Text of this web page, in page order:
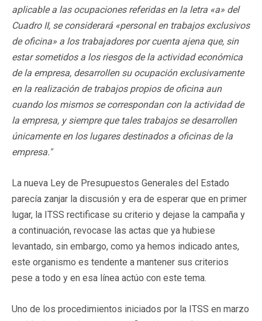
aplicable a las ocupaciones referidas en la letra «a» del
Cuadro II, se considerará «personal en trabajos exclusivos
de oficina» a los trabajadores por cuenta ajena que, sin
estar sometidos a los riesgos de la actividad económica
de la empresa, desarrollen su ocupación exclusivamente
en la realización de trabajos propios de oficina aun
cuando los mismos se correspondan con la actividad de
la empresa, y siempre que tales trabajos se desarrollen
únicamente en los lugares destinados a oficinas de la
empresa."
La nueva Ley de Presupuestos Generales del Estado
parecía zanjar la discusión y era de esperar que en primer
lugar, la ITSS rectificase su criterio y dejase la campaña y
a continuación, revocase las actas que ya hubiese
levantado, sin embargo, como ya hemos indicado antes,
este organismo es tendente a mantener sus criterios
pese a todo y en esa línea actúo con este tema.
Uno de los procedimientos iniciados por la ITSS en marzo